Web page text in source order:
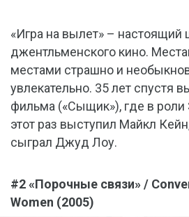
«Игра на вылет» – настоящий
джентльменского кино.
местами страшно и
увлекательно. 35 лет спустя
фильма («Сыщик»), где в роли
этот раз выступил Майкл
сыграл Джуд Лоу.
#2 «Порочные связи» /
Women (2005)